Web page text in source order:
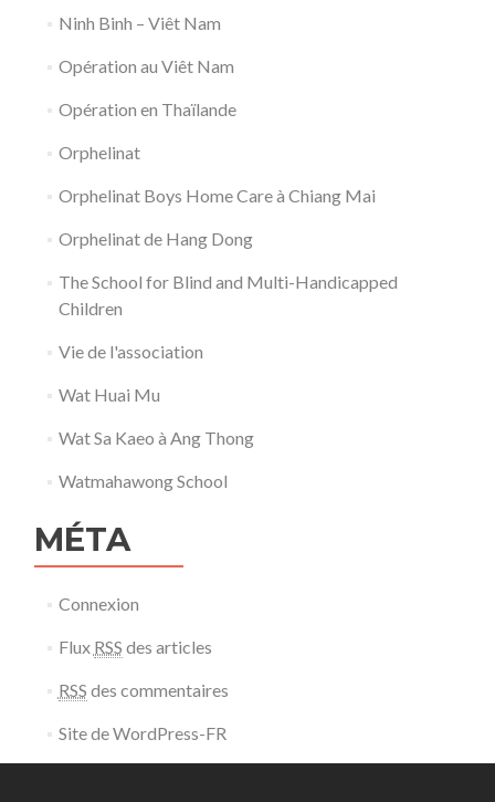
Ninh Binh – Viêt Nam
Opération au Viêt Nam
Opération en Thaïlande
Orphelinat
Orphelinat Boys Home Care à Chiang Mai
Orphelinat de Hang Dong
The School for Blind and Multi-Handicapped
Children
Vie de l'association
Wat Huai Mu
Wat Sa Kaeo à Ang Thong
Watmahawong School
MÉTA
Connexion
Flux RSS des articles
RSS des commentaires
Site de WordPress-FR